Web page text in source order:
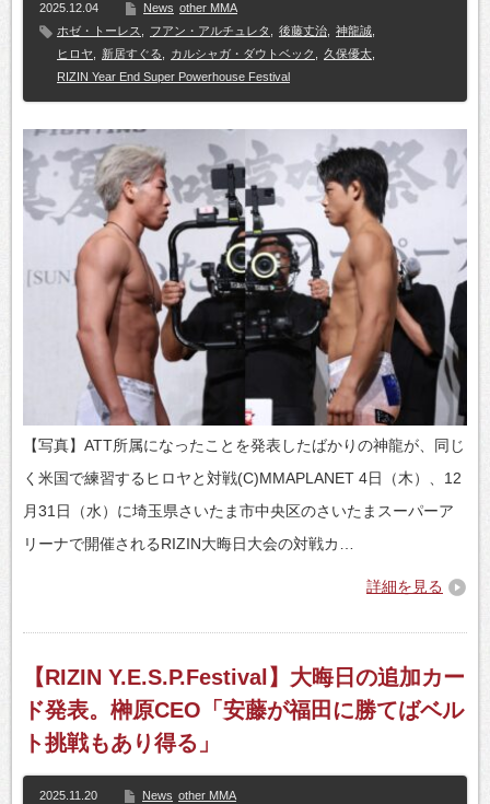
2025.12.04 News other MMA
ホゼ・トーレス
フアン・アルチュレタ 後藤丈治 神龍誠
ヒロヤ
新居すぐる カルシャガ・ダウトベック 久保優太
RIZIN Year End Super Powerhouse Festival
【写真】ATT所属になったことを発表したばかりの神龍が、同じ
く米国で練習するヒロヤと対戦(C)MMAPLANET 4日（木）、12
月31日（水）に埼玉県さいたま市中央区のさいたまスーパーア
リーナで開催されるRIZIN大晦日大会の対戦カ…
詳細を見る
【RIZIN Y.E.S.P.Festival】大晦日の追加カー
ド発表。榊原CEO「安藤が福田に勝てばベル
ト挑戦もあり得る」
2025.11.20 News other MMA